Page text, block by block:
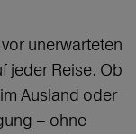
unerwarteten
jeder Reise. Ob
Ausland oder
– ohne